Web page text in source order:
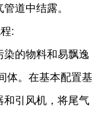
道中结露。
:
的物料和易飘逸
体。在基本配置基
和引风机，将尾气